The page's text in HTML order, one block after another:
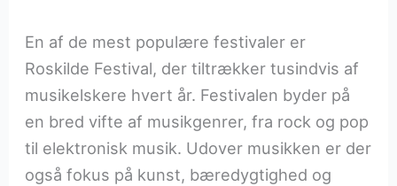
En af de mest populære festivaler er
Roskilde Festival, der tiltrækker tusindvis af
musikelskere hvert år. Festivalen byder på
en bred vifte af musikgenrer, fra rock og pop
til elektronisk musik. Udover musikken er der
også fokus på kunst, bæredygtighed og